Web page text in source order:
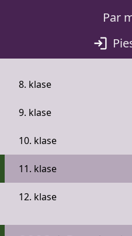
Par
8. klase
9. klase
10. klase
11. klase
12. klase